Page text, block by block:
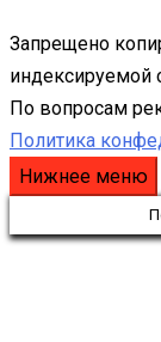
Запрещено
индексируемой
По вопросам
Политика
Нижнее меню